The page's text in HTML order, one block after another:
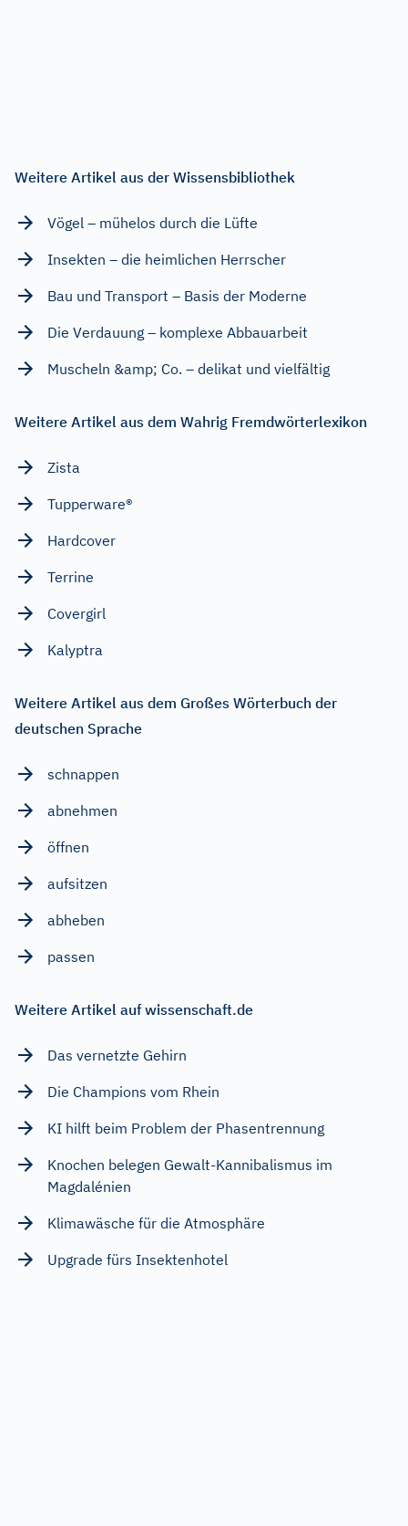
Weitere Artikel aus der Wissensbibliothek
Vögel – mühelos durch die Lüfte
Insekten – die heimlichen Herrscher
Bau und Transport – Basis der Moderne
Die Verdauung – komplexe Abbauarbeit
Muscheln &amp; Co. – delikat und vielfältig
Weitere Artikel aus dem Wahrig Fremdwörterlexikon
Zista
Tupperware®
Hardcover
Terrine
Covergirl
Kalyptra
Weitere Artikel aus dem Großes Wörterbuch der
deutschen Sprache
schnappen
abnehmen
öffnen
aufsitzen
abheben
passen
Weitere Artikel auf wissenschaft.de
Das vernetzte Gehirn
Die Champions vom Rhein
KI hilft beim Problem der Phasentrennung
Knochen belegen Gewalt-Kannibalismus im
Magdalénien
Klimawäsche für die Atmosphäre
Upgrade fürs Insektenhotel